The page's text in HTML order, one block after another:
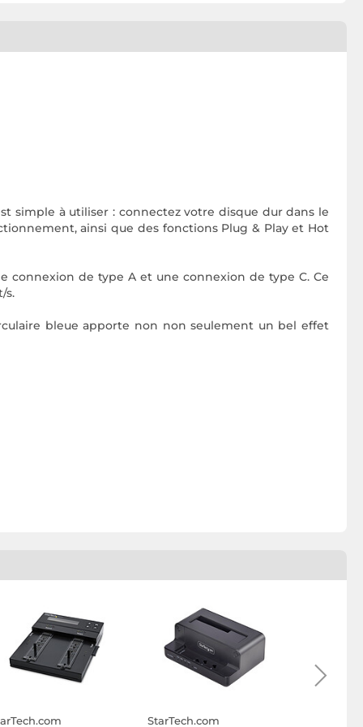
simple à utiliser : connectez votre disque dur dans le
ainsi que des fonctions Plug & Play et Hot
connexion de type A et une connexion de type C.Ce
s.
bleue apporte non non seulement un bel effet
StarTech.com